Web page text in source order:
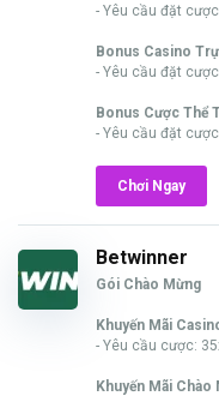
- Yêu cầu đặt
Bonus Casino
- Yêu cầu đặt
Bonus Cược Thể
- Yêu cầu đặt
Chơi Ngay
Betwinner
Gói Chào Mừng
Khuyến Mãi
- Yêu cầu cược:
Khuyến Mãi Chào